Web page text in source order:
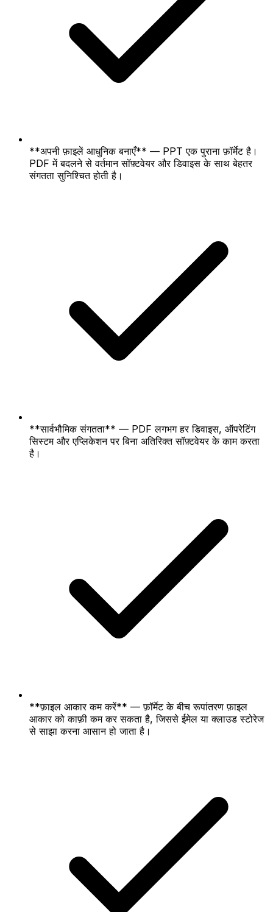
**अपनी फ़ाइलें आधुनिक बनाएँ** — PPT एक पुराना फ़ॉर्मेट है।
PDF में बदलने से वर्तमान सॉफ़्टवेयर और डिवाइस के साथ बेहतर
संगतता सुनिश्चित होती है।
**सार्वभौमिक संगतता** — PDF लगभग हर डिवाइस, ऑपरेटिंग
सिस्टम और एप्लिकेशन पर बिना अतिरिक्त सॉफ़्टवेयर के काम करता
है।
**फ़ाइल आकार कम करें** — फ़ॉर्मेट के बीच रूपांतरण फ़ाइल
आकार को काफ़ी कम कर सकता है, जिससे ईमेल या क्लाउड स्टोरेज
से साझा करना आसान हो जाता है।